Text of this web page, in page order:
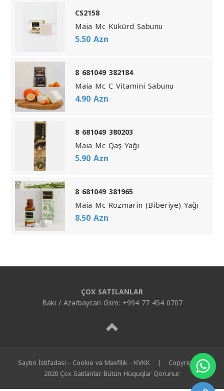
CS2158
Maia Mc Kükürd Sabunu
5.50 Azn
8 681049 382184
Maia Mc C Vitamini Sabunu
4.90 Azn
8 681049 380203
Maia Mc Qaş Yağı
5.90 Azn
8 681049 381965
Maia Mc Rozmarin (Biberiye) Yağı
8.50 Azn
ÇOX SATILANLAR
Baki / Azərbaycan Gsm: +994 77 454 0707
Saytın İstifadəsi - Cookie və Məxfilik - KVKK |
Copyright ©
2020 Çox Satilanlar. Bütün Hüquqlar Qorunur.